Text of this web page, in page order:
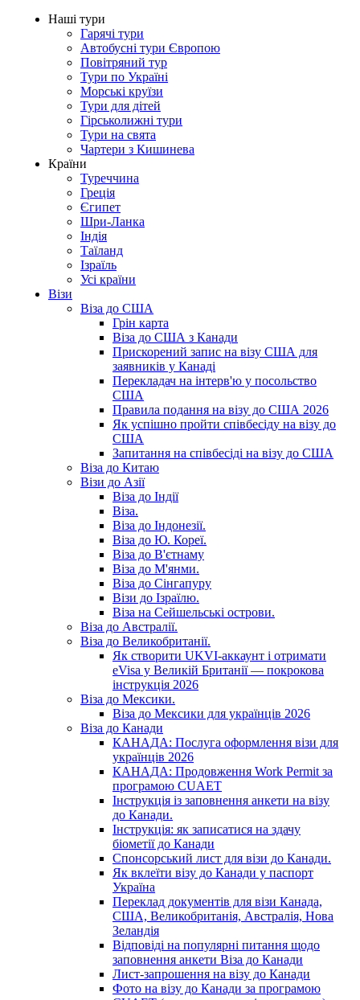
Наші тури
Гарячі тури
Автобусні тури Європою
Повітряний тур
Тури по Україні
Морські круїзи
Тури для дітей
Гірськолижні тури
Тури на свята
Чартери з Кишинева
Країни
Туреччина
Греція
Єгипет
Шри-Ланка
Індія
Таїланд
Ізраїль
Усі країни
Візи
Віза до США
Грін карта
Віза до США з Канади
Прискорений запис на візу США для
заявників у Канаді
Перекладач на інтерв'ю у посольство
США
Правила подання на візу до США 2026
Як успішно пройти співбесіду на візу до
США
Запитання на співбесіді на візу до США
Віза до Китаю
Візи до Азії
Віза до Індії
Віза.
Віза до Індонезії.
Віза до Ю. Кореї.
Віза до В'єтнаму
Віза до М'янми.
Віза до Сінгапуру
Візи до Ізраїлю.
Віза на Сейшельські острови.
Віза до Австралії.
Віза до Великобританії.
Як створити UKVI-аккаунт і отримати
eVisa у Великій Британії — покрокова
інструкція 2026
Віза до Мексики.
Віза до Мексики для українців 2026
Віза до Канади
КАНАДА: Послуга оформлення візи для
українців 2026
КАНАДА: Продовження Work Permit за
програмою CUAET
Інструкція із заповнення анкети на візу
до Канади.
Інструкція: як записатися на здачу
біометії до Канади
Спонсорський лист для візи до Канади.
Як вклеїти візу до Канади у паспорт
Україна
Переклад документів для візи Канада,
США, Великобританія, Австралія, Нова
Зеландія
Відповіді на популярні питання щодо
заповнення анкети Віза до Канади
Лист-запрошення на візу до Канади
Фото на візу до Канади за програмою